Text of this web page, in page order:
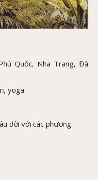
Quốc, Nha Trang, Đà
yoga
đời với các phương